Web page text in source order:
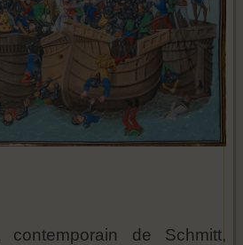
contemporain de Schmitt,